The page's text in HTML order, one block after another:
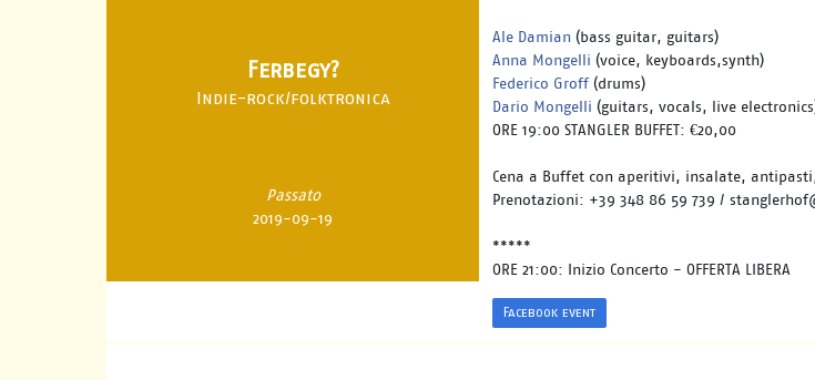
Ferbegy?
Indie-rock/folktronica
Passato
2019-09-19
Ale Damian (bass guitar, guitars)
Anna Mongelli (voice, keyboards,synth)
Federico Groff(drums)
Dario Mongelli (guitars, vocals, live
ORE 19:00 STANGLER BUFFET: €20,00
Cena a Buffet con aperitivi, insalate,
Prenotazioni: +39 348 86 59 739 /
*****
ORE 21:00: Inizio Concerto - OFFERTA LIBERA
Facebook event